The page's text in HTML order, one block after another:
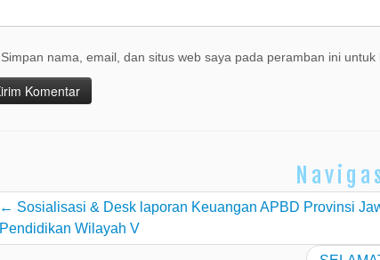
Simpan nama, email, dan situs web saya pada peramban ini untuk
← Sosialisasi & Desk laporan Keuangan APBD Provinsi
Pendidikan Wilayah V